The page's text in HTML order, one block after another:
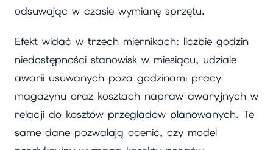
odsuwając w czasie wymianę sprzętu.
Efekt widać w trzech miernikach: liczbie godzin
niedostępności stanowisk w miesiącu, udziale
awarii usuwanych poza godzinami pracy
magazynu oraz kosztach napraw awaryjnych w
relacji do kosztów przeglądów planowanych. Te
same dane pozwalają ocenić, czy model